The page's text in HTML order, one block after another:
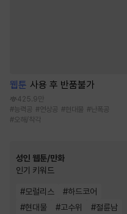
웹툰 사용 후 반품불가
425.9만
#능력공 #연상공 #현대물 #난폭공
#오해/착각
성인 웹툰/만화
인기 키워드
#모럴리스 #하드코어
#현대물 #고수위 #절륜남